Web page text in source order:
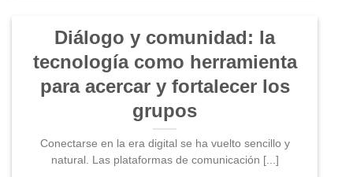
Diálogo y comunidad: la
tecnología como herramienta
para acercar y fortalecer los
grupos
Conectarse en la era digital se ha vuelto sencillo y
natural. Las plataformas de comunicación [...]